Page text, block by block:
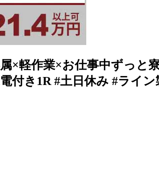
×軽作業×お仕事中ずっと
付き1R #土日休み #ライン